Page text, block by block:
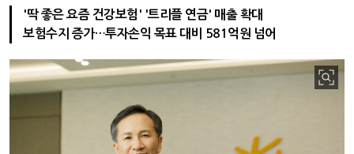
'딱 좋은 요즘 건강보험' '트리플 연금' 매출 확대
보험수지 증가…투자손익 목표 대비 581억원 넘어